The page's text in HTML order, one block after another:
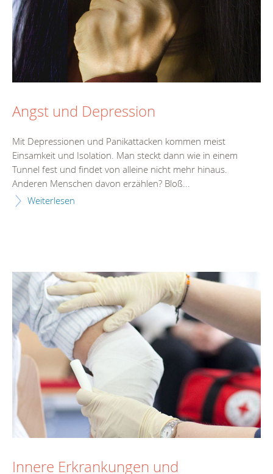
Angst und Depression
Mit Depressionen und Panikattacken kommen meist
Einsamkeit und Isolation. Man steckt dann wie in einem
Tunnel fest und findet von alleine nicht mehr hinaus.
Anderen Menschen davon erzählen? Bloß...
Weiterlesen
Innere Erkrankungen und